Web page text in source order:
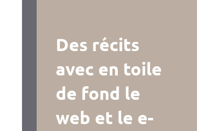
Des récits
avec en toile
de fond le
web et le e-